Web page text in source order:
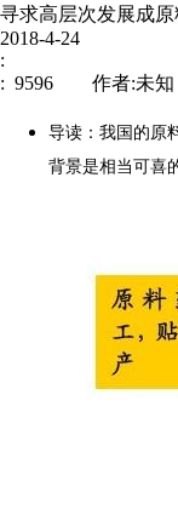
寻求高层次发展成
2018-4-24
:
: 9596 作者:未知
导读：我国的原
背景是相当可喜